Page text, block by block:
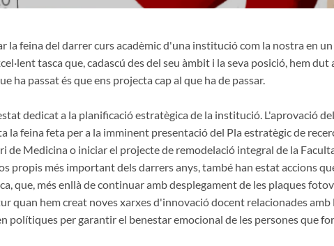
la feina del darrer curs acadèmic d'una institució com la nostra en
tasca que, cadascú des del seu àmbit i la seva posició, hem
ha passat és que ens projecta cap al que ha de passar.
dedicat a la planificació estratègica de la institució. L'aprovació
la feina feta per a la imminent presentació del Pla estratègic de
de Medicina o iniciar el projecte de remodelació integral de la
propis més important dels darrers anys, també han estat accions
que, més enllà de continuar amb desplegament de les plaques
quan hem creat noves xarxes d'innovació docent relacionades
polítiques per garantir el benestar emocional de les persones que